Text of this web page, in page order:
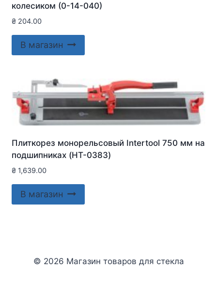
колесиком (0-14-040)
₴ 204.00
В магазин
Плиткорез монорельсовый Intertool 750 мм на
подшипниках (HT-0383)
₴ 1,639.00
В магазин
© 2026 Магазин товаров для стекла